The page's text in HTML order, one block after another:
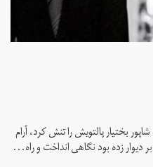
بختیار پالتویش را تنش کرد، آرام
زده بود نگاهی انداخت و راه...